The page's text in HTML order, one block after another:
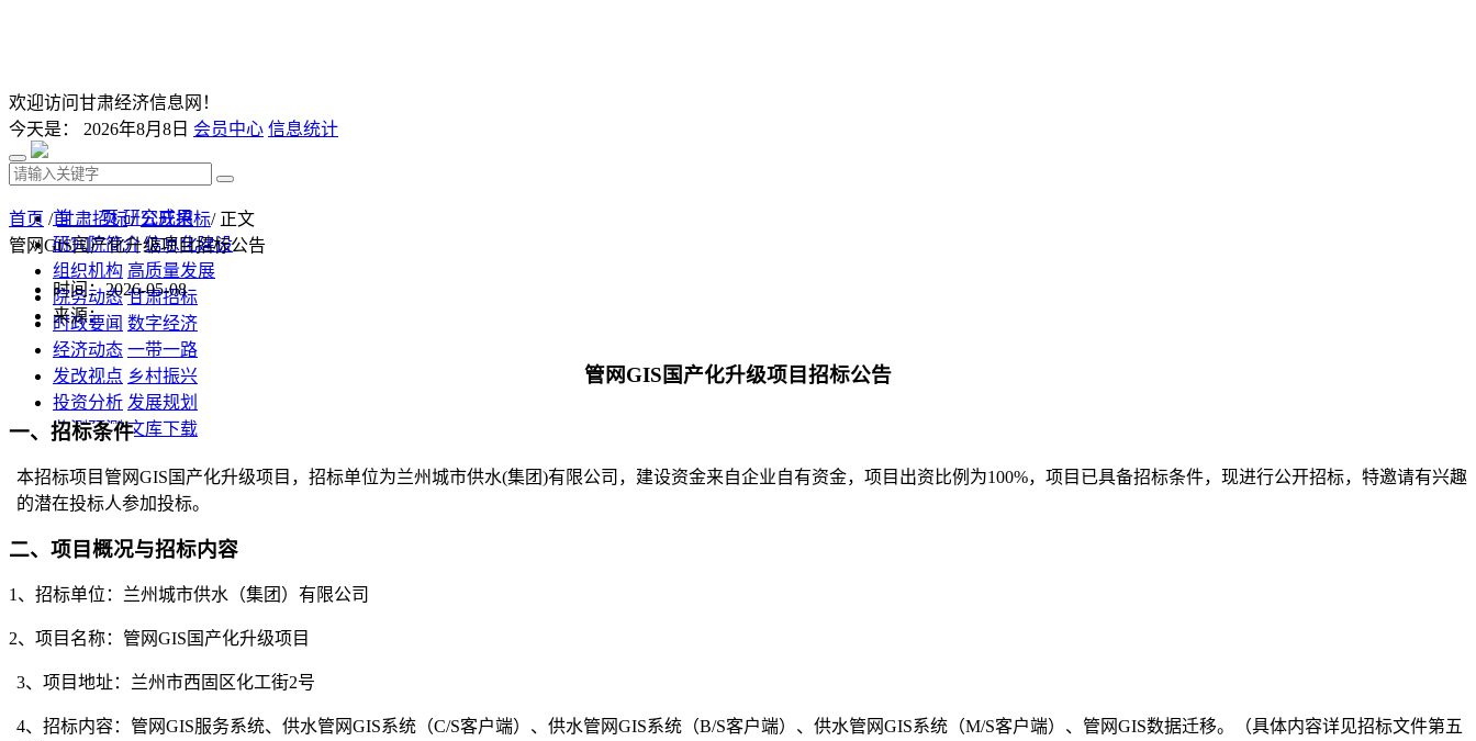
欢迎访问甘肃经济信息网！
今天是： 2026年8月8日 会员中心 信息统计
首 页 研究成果
研究院简介 信息化建设
组织机构 高质量发展
院务动态 甘肃招标
时政要闻 数字经济
经济动态 一带一路
发改视点 乡村振兴
投资分析 发展规划
监测预测 文库下载
首页 /甘肃招标/公开招标/ 正文
管网GIS国产化升级项目招标公告
时间：2026-05-08
来源：
管网GIS国产化升级项目招标公告
一、招标条件
本招标项目管网GIS国产化升级项目，招标单位为兰州城市供水(集团)有限公司，建设资金来自企业自有资金，项目出资比例为100%，项目已具备招标条件，现进行公开招标，特邀请有兴趣
的潜在投标人参加投标。
二、项目概况与招标内容
1 、招标单位：兰州城市供水（集团）有限公司
2、项目名称：管网GIS国产化升级项目
3、项目地址：兰州市西固区化工街2号
4、招标内容： 管网GIS服务系统、供水管网GIS系统（C/S客户端）、供水管网GIS系统（B/S客户端）、供水管网GIS系统（M/S客户端）、管网GIS数据迁移。
（具体内容详见招标文件第五